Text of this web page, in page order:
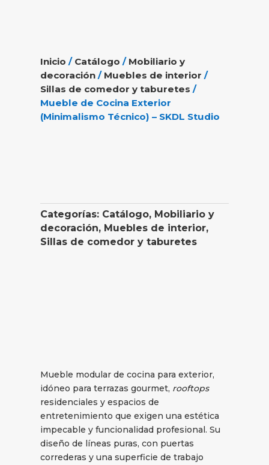
Inicio / Catálogo / Mobiliario y
decoración / Muebles de interior /
Sillas de comedor y taburetes /
Mueble de Cocina Exterior
(Minimalismo Técnico) – SKDL Studio
Categorías: Catálogo, Mobiliario y
decoración, Muebles de interior,
Sillas de comedor y taburetes
Mueble modular de cocina para exterior,
idóneo para terrazas gourmet, rooftops
residenciales y espacios de
entretenimiento que exigen una estética
impecable y funcionalidad profesional. Su
diseño de líneas puras, con puertas
correderas y una superficie de trabajo